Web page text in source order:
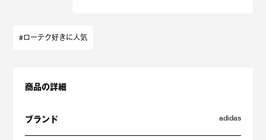
#ローテク好きに人気
商品の詳細
ブランド adidas